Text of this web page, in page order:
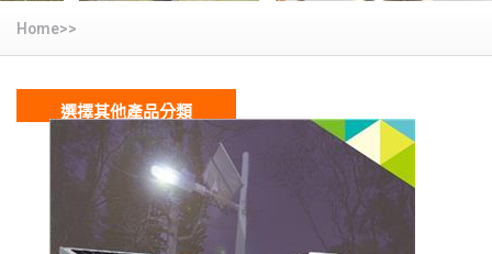
Home>>
選擇其他產品分類